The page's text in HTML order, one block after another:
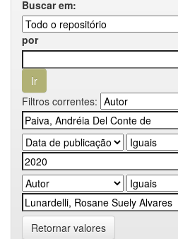
Buscar em:
por
Filtros correntes:
Retornar valores